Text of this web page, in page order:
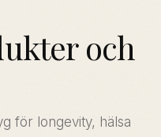
och
för longevity, hälsa